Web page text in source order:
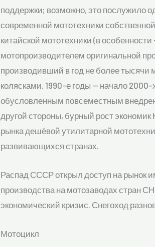
поддержки; возможно, это послужило
современной мототехники
китайской мототехники (в
мотопроизводителем оригинальной
производивший в год не более тысячи
колясками. 1990-е годы — начало
обусловленным повсеместным
другой стороны, бурный рост
рынка дешёвой утилитарной
развивающихся странах.
Распад СССР открыл доступ на рынок
производства на мотозаводах стран
экономический кризис. Снегоход
Мотоцикл